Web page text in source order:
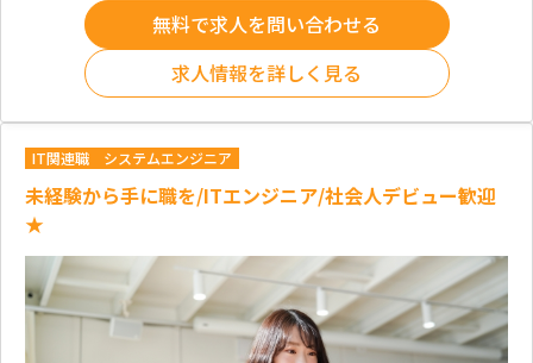
無料で求人を問い合わせる
求人情報を詳しく見る
IT関連職 システムエンジニア
未経験から手に職を/ITエンジニア/社会人デビュー歓迎
★